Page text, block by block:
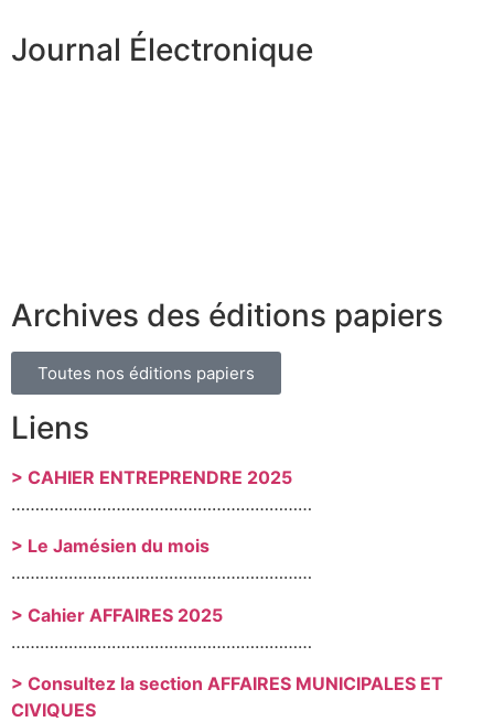
Journal Électronique
Archives des éditions papiers
Toutes nos éditions papiers
Liens
> CAHIER ENTREPRENDRE 2025
………………………………………………………
> Le Jamésien du mois
………………………………………………………
> Cahier AFFAIRES 2025
………………………………………………………
> Consultez la section AFFAIRES MUNICIPALES ET
CIVIQUES